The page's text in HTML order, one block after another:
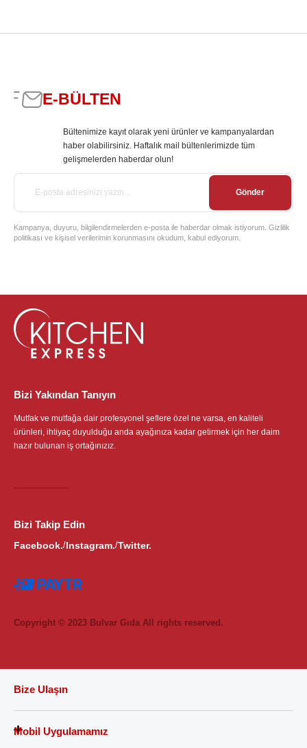
E-BÜLTEN
Bültenimize kayıt olarak yeni ürünler ve kampanyalardan
haber olabilirsiniz. Haftalık mail bültenlerimizde tüm
gelişmelerden haberdar olun!
Gönder
Kampanya, duyuru, bilgilendirmelerden e-posta ile haberdar olmak istiyorum. Gizlilik
politikası ve kişisel verilerimin korunmasını okudum, kabul ediyorum.
Bizi Yakından Tanıyın
Mutfak ve mutfağa dair profesyonel şeflere özel ne varsa, en kaliteli
ürünleri, ihtiyaç duyulduğu anda ayağınıza kadar getirmek için her daim
hazır bulunan iş ortağınızız.
Bizi Takip Edin
Facebook./Instagram./Twitter.
Copyright © 2023 Bulvar Gıda All rights reserved.
Bize Ulaşın
Mobil Uygulamamız